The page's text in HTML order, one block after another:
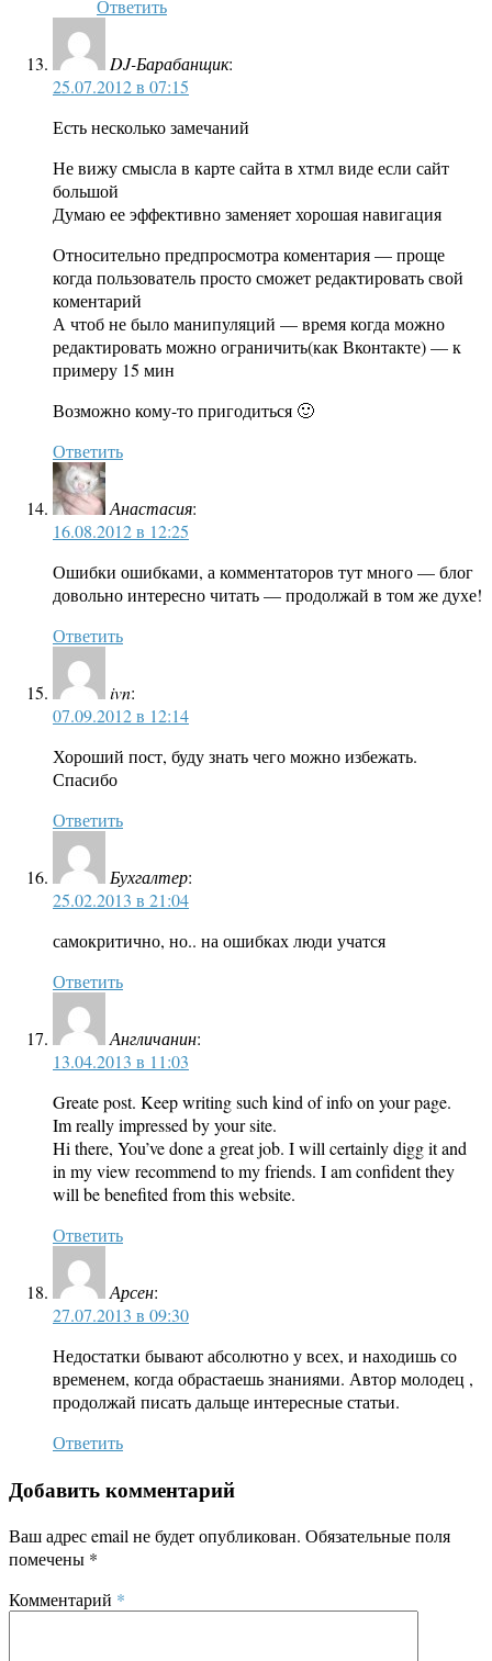
Ответить
DJ-Барабанщик:
25.07.2012 в 07:15
Есть несколько замечаний
Не вижу смысла в карте сайта в хтмл виде если сайт
большой
Думаю ее эффективно заменяет хорошая навигация
Относительно предпросмотра коментария — проще
когда пользователь просто сможет редактировать свой
коментарий
А чтоб не было манипуляций — время когда можно
редактировать можно ограничить(как Вконтакте) — к
примеру 15 мин
Возможно кому-то пригодиться 🙂
Ответить
Анастасия:
16.08.2012 в 12:25
Ошибки ошибками, а комментаторов тут много — блог
довольно интересно читать — продолжай в том же духе!
Ответить
ivn:
07.09.2012 в 12:14
Хороший пост, буду знать чего можно избежать.
Спасибо
Ответить
Бухгалтер:
25.02.2013 в 21:04
самокритично, но.. на ошибках люди учатся
Ответить
Англичанин:
13.04.2013 в 11:03
Greate post. Keep writing such kind of info on your page.
Im really impressed by your site.
Hi there, You’ve done a great job. I will certainly digg it and
in my view recommend to my friends. I am confident they
will be benefited from this website.
Ответить
Арсен:
27.07.2013 в 09:30
Недостатки бывают абсолютно у всех, и находишь со
временем, когда обрастаешь знаниями. Автор молодец ,
продолжай писать дальще интересные статьи.
Ответить
Добавить комментарий
Ваш адрес email не будет опубликован. Обязательные поля
помечены *
Комментарий *